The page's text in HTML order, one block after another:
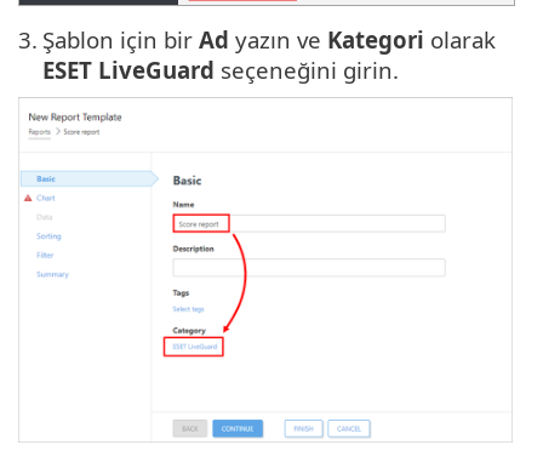
3. Şablon için bir Ad yazın ve Kategori olarak
ESET LiveGuard seçeneğini girin.